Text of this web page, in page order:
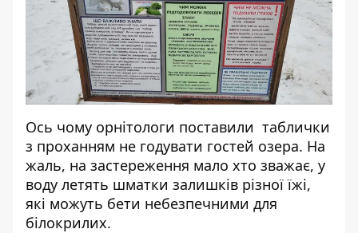
Ось чому орнітологи поставили таблички
з проханням не годувати гостей озера. На
жаль, на застереження мало хто зважає, у
воду летять шматки залишків різної їжі,
які можуть бети небезпечними для
білокрилих.